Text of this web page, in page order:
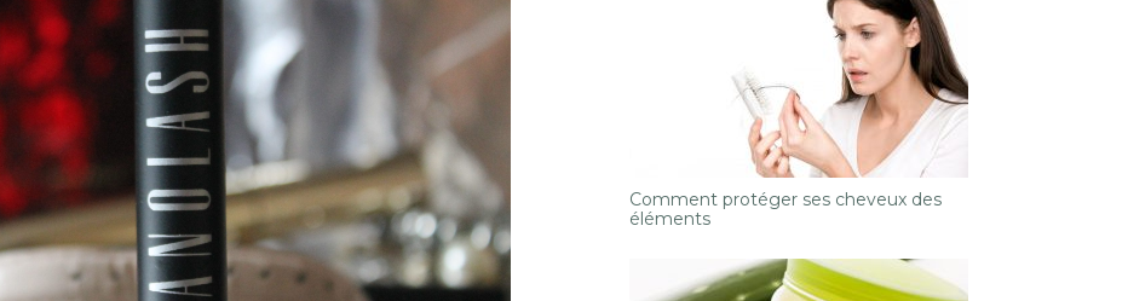
Comment protéger ses cheveux des
éléments